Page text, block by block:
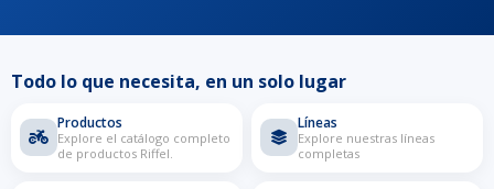
Todo lo que necesita, en un solo lugar
Productos
Explore el catálogo completo
de productos Riffel.
Líneas
Explore nuestras líneas
completas